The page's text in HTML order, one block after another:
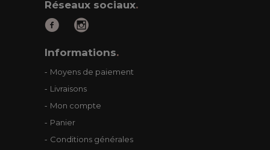
Réseaux sociaux.
Informations.
Moyens de paiement
Livraisons
Mon compte
Panier
Conditions générales